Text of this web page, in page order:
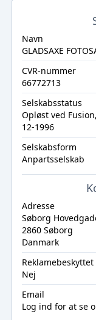
Navn
GLADSAXE
CVR-nummer
66772713
Selskabsstatus
Opløst ved
12-1996
Selskabsform
Anpartsselskab
Adresse
Søborg
2860 Søborg
Danmark
Reklamebeskyttet
Nej
Email
Log ind for at se